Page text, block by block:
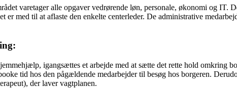
varetager alle opgaver vedrørende løn, personale, økonomi og
med til at aflaste den enkelte centerleder. De administrative
igangsættes et arbejde med at sætte det rette hold omkring
tid hos den pågældende medarbejder til besøg hos borgeren.
der laver vagtplanen.